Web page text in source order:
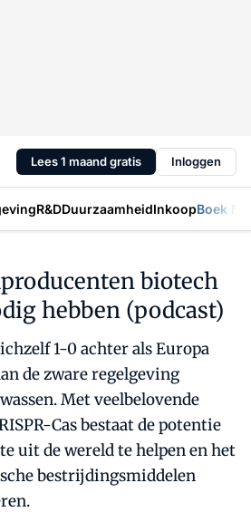
Lees 1 maand gratis Inloggen
R&DDuurzaamheidInkoopBoek
biotech
hebben (podcast)
1-0 achter als Europa
de zware regelgeving
Met veelbelovende
Cas bestaat de potentie
uit de wereld te helpen en het
bestrijdingsmiddelen